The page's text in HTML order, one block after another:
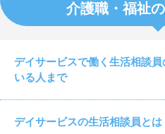
介護職・福祉
デイサービスで働く生活相談
いる人まで
デイサービスの生活相談員と